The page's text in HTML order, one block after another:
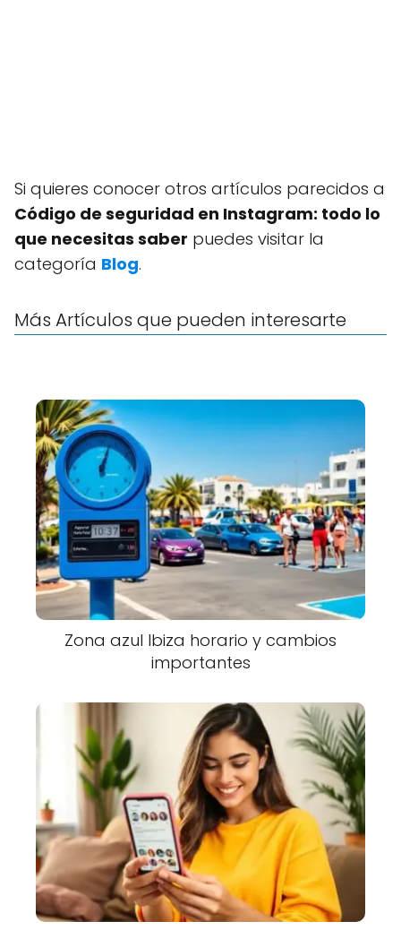
Si quieres conocer otros artículos parecidos a
Código de seguridad en Instagram: todo lo
que necesitas saber puedes visitar la
categoría Blog.
Más Artículos que pueden interesarte
Zona azul Ibiza horario y cambios
importantes